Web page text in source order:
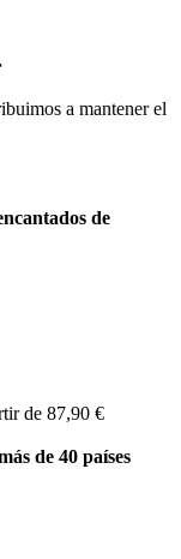
a mantener el
de
de 87,90 €
de 40 países